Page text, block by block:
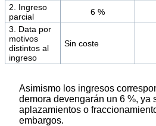
2. Ingreso
parcial
6 %
3. Data por
motivos
distintos al
ingreso
Sin coste
Asimismo los ingresos
demora devengarán un 6 %, ya
aplazamientos o
embargos.